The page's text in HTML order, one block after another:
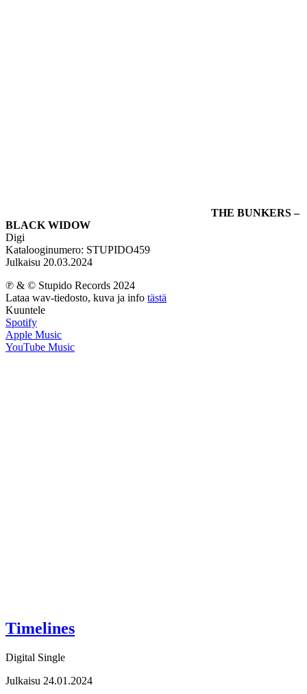
THE BUNKERS –
BLACK WIDOW
Digi
Katalooginumero: STUPIDO459
Julkaisu 20.03.2024
℗ & © Stupido Records 2024
Lataa wav-tiedosto, kuva ja info tästä
Kuuntele
Spotify
Apple Music
YouTube Music
Timelines
Digital Single
Julkaisu 24.01.2024